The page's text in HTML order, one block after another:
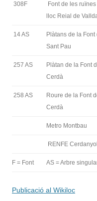
308F
Font de les ruïnes
lloc Reial de
14 AS
Plàtans de la Font
Sant Pau
257 AS
Plàtan de la Font
Cerdà
258 AS
Roure de la Font
Cerdà
Metro Montbau
RENFE
F = Font AS = Arbre
Publicació al Wikiloc